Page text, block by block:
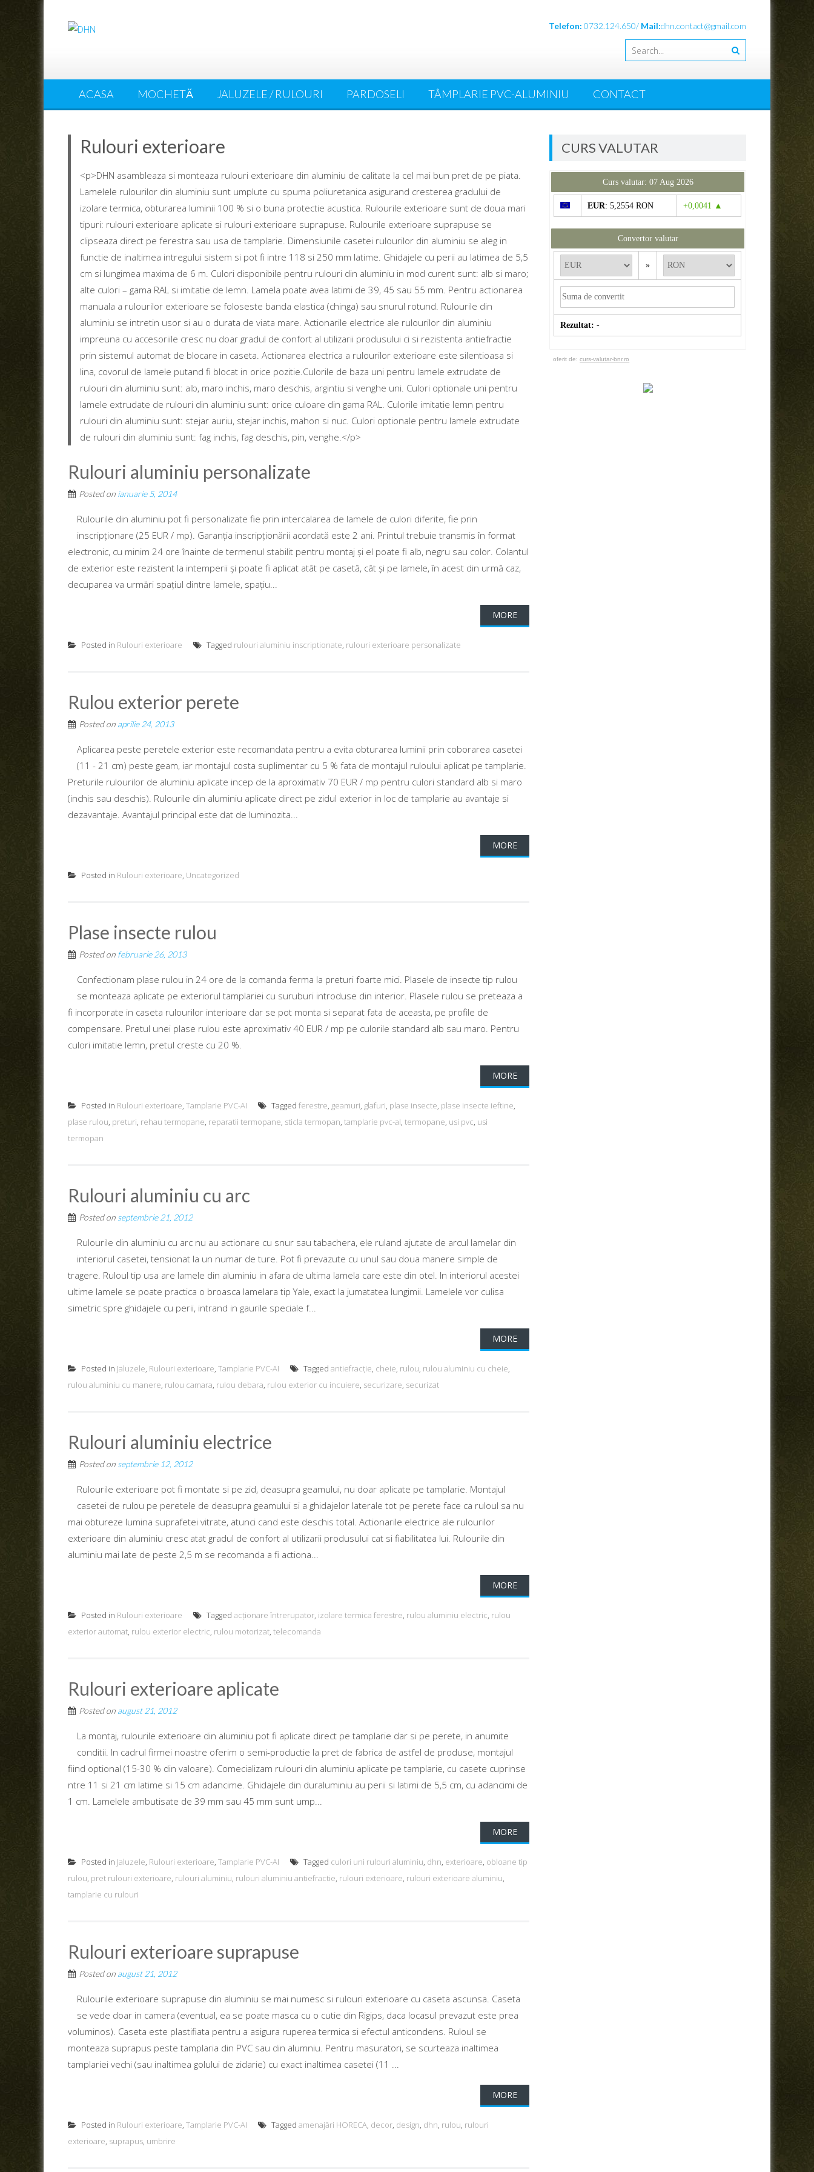
Telefon: 0732.124.650/ Mail:dhn.contact@gmail.com
ACASA MOCHETĂ JALUZELE / RULOURI PARDOSELI TÂMPLARIE PVC-ALUMINIU CONTACT
Rulouri exterioare
<p>DHN asambleaza si monteaza rulouri exterioare din aluminiu de calitate la cel mai bun pret de pe piata.
Lamelele rulourilor din aluminiu sunt umplute cu spuma poliuretanica asigurand cresterea gradului de
izolare termica, obturarea luminii 100 % si o buna protectie acustica. Rulourile exterioare sunt de doua mari
tipuri: rulouri exterioare aplicate si rulouri exterioare suprapuse. Rulourile exterioare suprapuse se
clipseaza direct pe ferestra sau usa de tamplarie. Dimensiunile casetei rulourilor din aluminiu se aleg in
functie de inaltimea intregului sistem si pot fi intre 118 si 250 mm latime. Ghidajele cu perii au latimea de 5,5
cm si lungimea maxima de 6 m. Culori disponibile pentru rulouri din aluminiu in mod curent sunt: alb si maro;
alte culori – gama RAL si imitatie de lemn. Lamela poate avea latimi de 39, 45 sau 55 mm. Pentru actionarea
manuala a rulourilor exterioare se foloseste banda elastica (chinga) sau snurul rotund. Rulourile din
aluminiu se intretin usor si au o durata de viata mare. Actionarile electrice ale rulourilor din aluminiu
impreuna cu accesoriile cresc nu doar gradul de confort al utilizarii produsului ci si rezistenta antiefractie
prin sistemul automat de blocare in caseta. Actionarea electrica a rulourilor exterioare este silentioasa si
lina, covorul de lamele putand fi blocat in orice pozitie.Culorile de baza uni pentru lamele extrudate de
rulouri din aluminiu sunt: alb, maro inchis, maro deschis, argintiu si venghe uni. Culori optionale uni pentru
lamele extrudate de rulouri din aluminiu sunt: orice culoare din gama RAL. Culorile imitatie lemn pentru
rulouri din aluminiu sunt: stejar auriu, stejar inchis, mahon si nuc. Culori optionale pentru lamele extrudate
de rulouri din aluminiu sunt: fag inchis, fag deschis, pin, venghe.</p>
Rulouri aluminiu personalizate
Posted on ianuarie 5, 2014
Rulourile din aluminiu pot fi personalizate fie prin intercalarea de lamele de culori diferite, fie prin
inscripționare (25 EUR / mp). Garanția inscripționării acordată este 2 ani. Printul trebuie transmis în format
electronic, cu minim 24 ore înainte de termenul stabilit pentru montaj și el poate fi alb, negru sau color. Colantul
de exterior este rezistent la intemperii și poate fi aplicat atât pe casetă, cât și pe lamele, în acest din urmă caz,
decuparea va urmări spațiul dintre lamele, spațiu...
MORE
Posted in Rulouri exterioare Tagged rulouri aluminiu inscriptionate, rulouri exterioare personalizate
Rulou exterior perete
Posted on aprilie 24, 2013
Aplicarea peste peretele exterior este recomandata pentru a evita obturarea luminii prin coborarea casetei
(11 - 21 cm) peste geam, iar montajul costa suplimentar cu 5 % fata de montajul ruloului aplicat pe tamplarie.
Preturile rulourilor de aluminiu aplicate incep de la aproximativ 70 EUR / mp pentru culori standard alb si maro
(inchis sau deschis). Rulourile din aluminiu aplicate direct pe zidul exterior in loc de tamplarie au avantaje si
dezavantaje. Avantajul principal este dat de luminozita...
MORE
Posted in Rulouri exterioare, Uncategorized
Plase insecte rulou
Posted on februarie 26, 2013
Confectionam plase rulou in 24 ore de la comanda ferma la preturi foarte mici. Plasele de insecte tip rulou
se monteaza aplicate pe exteriorul tamplariei cu suruburi introduse din interior. Plasele rulou se preteaza a
fi incorporate in caseta rulourilor interioare dar se pot monta si separat fata de aceasta, pe profile de
compensare. Pretul unei plase rulou este aproximativ 40 EUR / mp pe culorile standard alb sau maro. Pentru
culori imitatie lemn, pretul creste cu 20 %.
MORE
Posted in Rulouri exterioare, Tamplarie PVC-AI Tagged ferestre, geamuri, glafuri, plase insecte, plase insecte ieftine,
plase rulou, preturi, rehau termopane, reparatii termopane, sticla termopan, tamplarie pvc-al, termopane, usi pvc, usi
termopan
Rulouri aluminiu cu arc
Posted on septembrie 21, 2012
Rulourile din aluminiu cu arc nu au actionare cu snur sau tabachera, ele ruland ajutate de arcul lamelar din
interiorul casetei, tensionat la un numar de ture. Pot fi prevazute cu unul sau doua manere simple de
tragere. Ruloul tip usa are lamele din aluminiu in afara de ultima lamela care este din otel. In interiorul acestei
ultime lamele se poate practica o broasca lamelara tip Yale, exact la jumatatea lungimii. Lamelele vor culisa
simetric spre ghidajele cu perii, intrand in gaurile speciale f...
MORE
Posted in Jaluzele, Rulouri exterioare, Tamplarie PVC-AI Tagged antiefracție, cheie, rulou, rulou aluminiu cu cheie,
rulou aluminiu cu manere, rulou camara, rulou debara, rulou exterior cu incuiere, securizare, securizat
Rulouri aluminiu electrice
Posted on septembrie 12, 2012
Rulourile exterioare pot fi montate si pe zid, deasupra geamului, nu doar aplicate pe tamplarie. Montajul
casetei de rulou pe peretele de deasupra geamului si a ghidajelor laterale tot pe perete face ca ruloul sa nu
mai obtureze lumina suprafetei vitrate, atunci cand este deschis total. Actionarile electrice ale rulourilor
exterioare din aluminiu cresc atat gradul de confort al utilizarii produsului cat si fiabilitatea lui. Rulourile din
aluminiu mai late de peste 2,5 m se recomanda a fi actiona...
MORE
Posted in Rulouri exterioare Tagged acționare întrerupator, izolare termica ferestre, rulou aluminiu electric, rulou
exterior automat, rulou exterior electric, rulou motorizat, telecomanda
Rulouri exterioare aplicate
Posted on august 21, 2012
La montaj, rulourile exterioare din aluminiu pot fi aplicate direct pe tamplarie dar si pe perete, in anumite
conditii. In cadrul firmei noastre oferim o semi-productie la pret de fabrica de astfel de produse, montajul
fiind optional (15-30 % din valoare). Comecializam rulouri din aluminiu aplicate pe tamplarie, cu casete cuprinse
ntre 11 si 21 cm latime si 15 cm adancime. Ghidajele din duraluminiu au perii si latimi de 5,5 cm, cu adancimi de
1 cm. Lamelele ambutisate de 39 mm sau 45 mm sunt ump...
MORE
Posted in Jaluzele, Rulouri exterioare, Tamplarie PVC-AI Tagged culori uni rulouri aluminiu, dhn, exterioare, obloane tip
rulou, pret rulouri exterioare, rulouri aluminiu, rulouri aluminiu antiefractie, rulouri exterioare, rulouri exterioare aluminiu,
tamplarie cu rulouri
Rulouri exterioare suprapuse
Posted on august 21, 2012
Rulourile exterioare suprapuse din aluminiu se mai numesc si rulouri exterioare cu caseta ascunsa. Caseta
se vede doar in camera (eventual, ea se poate masca cu o cutie din Rigips, daca locasul prevazut este prea
voluminos). Caseta este plastifiata pentru a asigura ruperea termica si efectul anticondens. Ruloul se
monteaza suprapus peste tamplaria din PVC sau din alumniu. Pentru masuratori, se scurteaza inaltimea
tamplariei vechi (sau inaltimea golului de zidarie) cu exact inaltimea casetei (11 ...
MORE
Posted in Rulouri exterioare, Tamplarie PVC-AI Tagged amenajări HORECA, decor, design, dhn, rulou, rulouri
exterioare, suprapus, umbrire
CURS VALUTAR
Curs valutar: 07 Aug 2026
EUR: 5,2554 RON +0,0041 ▲
Convertor valutar
»
Rezultat: -
oferit de:curs-valutar-bnr.ro